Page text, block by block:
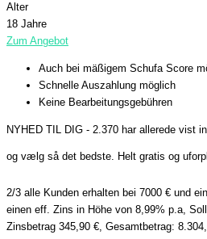
Alter
18 Jahre
Zum Angebot
Auch bei mäßigem Schufa Score
Schnelle Auszahlung möglich
Keine Bearbeitungsgebühren
NYHED TIL DIG - 2.370 har allerede vist
og vælg så det bedste. Helt gratis og
2/3 alle Kunden erhalten bei 7000 € und
einen eff. Zins in Höhe von 8,99% p.a,
Zinsbetrag 345,90 €, Gesamtbetrag: